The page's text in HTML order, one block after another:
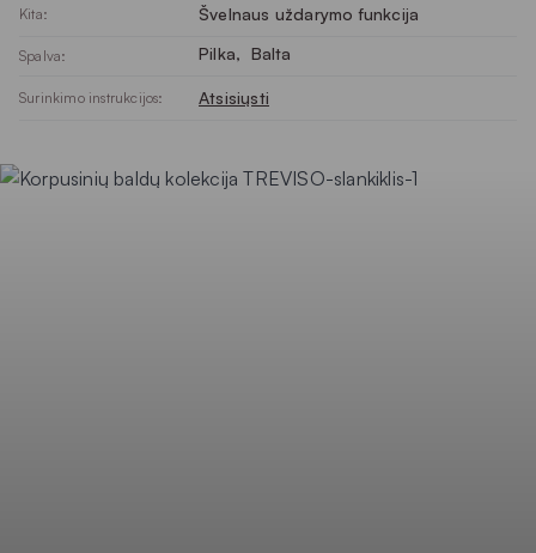
Kita: Švelnaus uždarymo funkcija
Spalva: Pilka, Balta
Surinkimo instrukcijos: Atsisiųsti